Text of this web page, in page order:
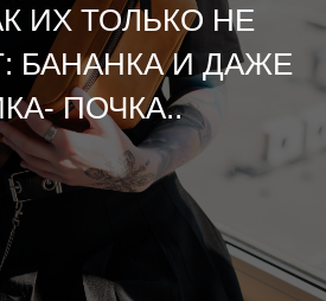
ИХ ТОЛЬКО НЕ
БАНАНКА И ДАЖЕ
ПОЧКА..